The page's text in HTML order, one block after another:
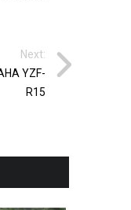
Next:
YZF-
R15